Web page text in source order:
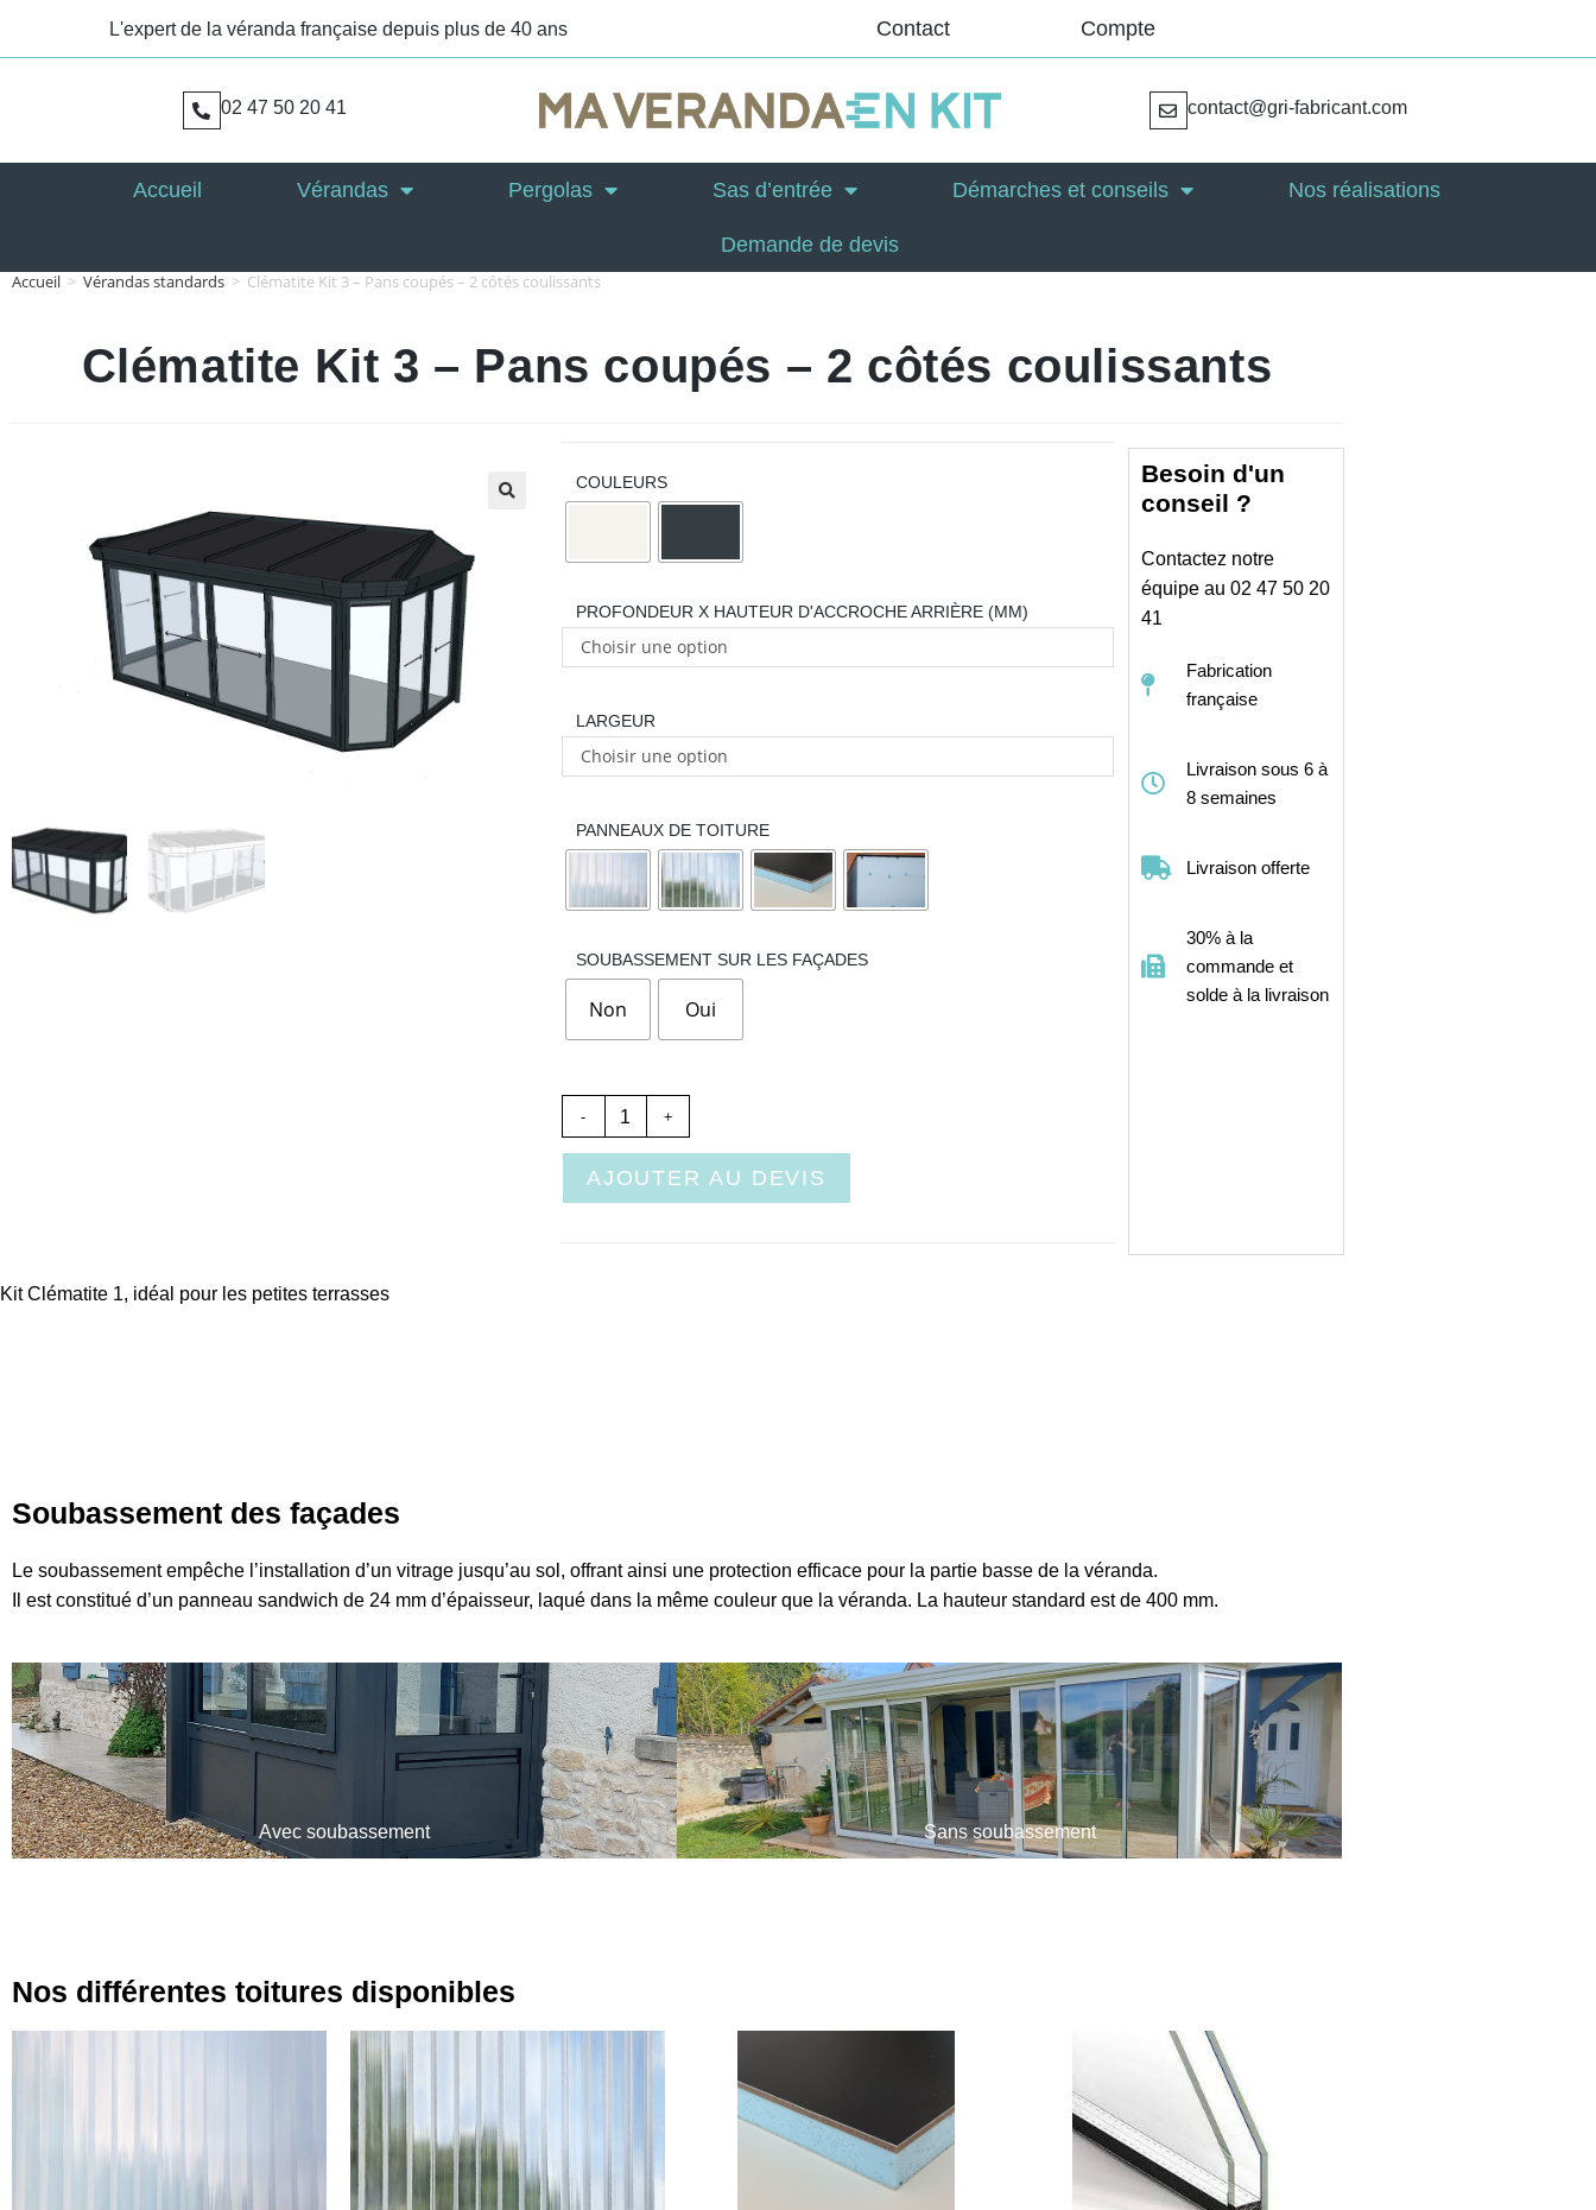
L'expert de la véranda française depuis plus de 40 ans Contact Compte
02 47 50 20 41 contact@gri-fabricant.com
Accueil Vérandas Pergolas Sas d’entrée Démarches et conseils Nos réalisations
Demande de devis
Accueil > Vérandas standards > Clématite Kit 3 – Pans coupés – 2 côtés coulissants
Clématite Kit 3 – Pans coupés – 2 côtés coulissants
COULEURS
PROFONDEUR X HAUTEUR D'ACCROCHE ARRIÈRE (MM)
Choisir une option
LARGEUR
Choisir une option
PANNEAUX DE TOITURE
SOUBASSEMENT SUR LES FAÇADES
Non Oui
- +
AJOUTER AU DEVIS
Besoin d'un
conseil ?
Contactez notre
équipe au 02 47 50 20
41
Fabrication
française
Livraison sous 6 à
8 semaines
Livraison offerte
30% à la
commande et
solde à la livraison
Kit Clématite 1, idéal pour les petites terrasses
Soubassement des façades
Le soubassement empêche l’installation d’un vitrage jusqu’au sol, offrant ainsi une protection efficace pour la partie basse de la véranda.
Il est constitué d’un panneau sandwich de 24 mm d’épaisseur, laqué dans la même couleur que la véranda. La hauteur standard est de 400 mm.
Avec soubassement Sans soubassement
Nos différentes toitures disponibles